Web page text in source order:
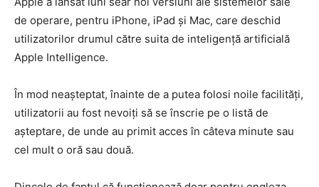
de operare, pentru iPhone, iPad şi Mac, care deschid
utilizatorilor drumul către suita de inteligenţă artificială
Apple Intelligence.
În mod neaşteptat, înainte de a putea folosi noile facilităţi,
utilizatorii au fost nevoiţi să se înscrie pe o listă de
aşteptare, de unde au primit acces în câteva minute sau
cel mult o oră sau două.